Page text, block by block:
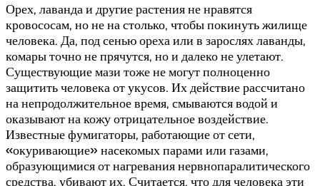
Орех, лаванда и другие растения не нравятся
кровососам, но не на столько, чтобы покинуть жилище
человека. Да, под сенью ореха или в зарослях лаванды,
комары точно не прячутся, но и далеко не улетают.
Существующие мази тоже не могут полноценно
защитить человека от укусов. Их действие рассчитано
на непродолжительное время, смываются водой и
оказывают на кожу отрицательное воздействие.
Известные фумигаторы, работающие от сети,
«окуривающие» насекомых парами или газами,
образующимися от нагревания нервнопаралитического
средства, убивают их. Считается, что для человека эти